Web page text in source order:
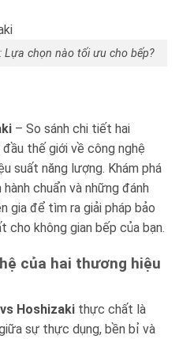
Lựa chọn nào tối ưu cho bếp?
– So sánh chi tiết hai
thế giới về công nghệ
suất năng lượng. Khám phá
chuẩn và những đánh
gia để tìm ra giải pháp bảo
cho không gian bếp của bạn.
của hai thương hiệu
Hoshizaki thực chất là
sự thực dụng, bền bỉ và